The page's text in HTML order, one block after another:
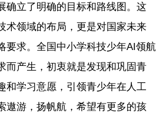
确立了明确的目标和路线图。这
术领域的布局，更是对国家未来
要求。全国中小学科技少年AI领航
而产生，初衷就是发现和巩固青
和学习意愿，引领青少年在人工
遨游，扬帆航，希望有更多的孩